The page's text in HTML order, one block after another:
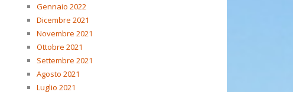
Gennaio 2022
Dicembre 2021
Novembre 2021
Ottobre 2021
Settembre 2021
Agosto 2021
Luglio 2021